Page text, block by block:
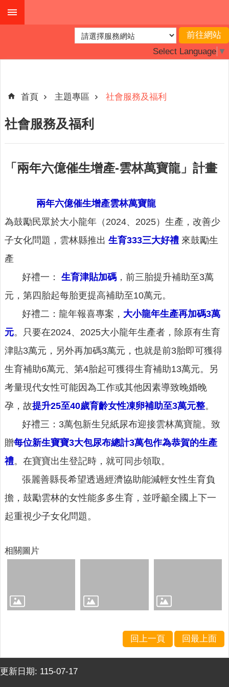
跳到主要內容區塊
搜
最
新
消
下
載
專
區
詢
用
網
站
連
結
Select Language ▼
首頁 主題專區 社會服務及福利
社會服務及福利
「兩年六億催生增產-雲林萬寶龍」計畫
兩年六億催生增產雲林萬寶龍️
為鼓勵民眾於大小龍年（2024、2025）生產，改善少
子女化問題，雲林縣推出 生育333三大好禮 來鼓勵生
產
好禮一： 生育津貼加碼 ，前三胎提升補助至3萬
元，第四胎起每胎更提高補助至10萬元。
好禮二：龍年報喜專案， 大小龍年生產再加碼3萬
元。只要在2024、2025大小龍年生產者，除原有生育
津貼3萬元，另外再加碼3萬元，也就是前3胎即可獲得
生育補助6萬元、第4胎起可獲得生育補助13萬元。另
考量現代女性可能因為工作或其他因素導致晚婚晚
孕，故提升25至40歲育齡女性凍卵補助至3萬元整。
好禮三：3萬包新生兒紙尿布迎接雲林萬寶龍。致
贈每位新生寶寶3大包尿布總計3萬包作為恭賀的生產
禮。在寶寶出生登記時，就可同步領取。
張麗善縣長希望透過經濟協助能減輕女性生育負
擔，鼓勵雲林的女性能多多生育，並呼籲全國上下一
起重視少子女化問題。
相關圖片
回上一頁 回最上面
更新日期: 115-07-17